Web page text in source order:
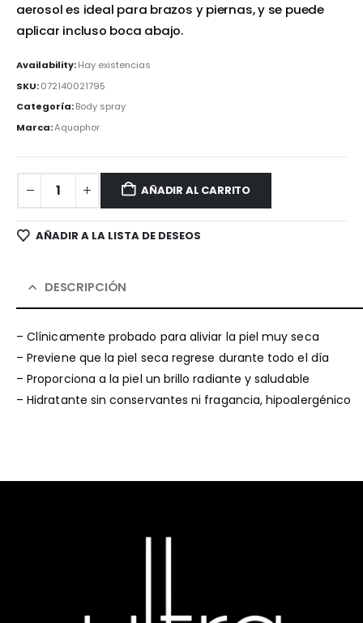
aerosol es ideal para brazos y piernas, y se puede
aplicar incluso boca abajo.
Availability:Hay existencias
SKU:072140021795
Categoría:Body spray
Marca:Aquaphor
AÑADIR AL CARRITO
AÑADIR A LA LISTA DE DESEOS
DESCRIPCIÓN
– Clínicamente probado para aliviar la piel muy seca
– Previene que la piel seca regrese durante todo el día
– Proporciona a la piel un brillo radiante y saludable
– Hidratante sin conservantes ni fragancia, hipoalergénico